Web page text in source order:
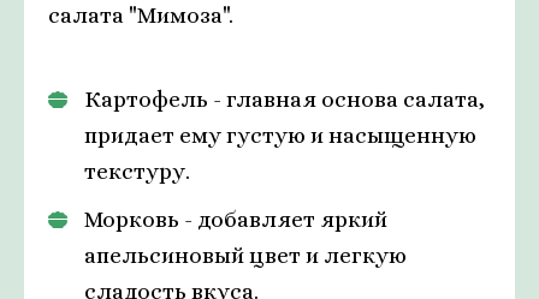
салата "Мимоза".
Картофель - главная основа салата,
придает ему густую и насыщенную
текстуру.
Морковь - добавляет яркий
апельсиновый цвет и легкую
сладость вкуса.